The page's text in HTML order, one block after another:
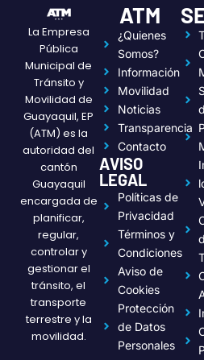
La Empresa
Pública
Municipal de
Tránsito y
Movilidad de
Guayaquil, EP
(ATM) es la
autoridad del
cantón
Guayaquil
encargada de
planificar,
regular,
controlar y
gestionar el
tránsito, el
transporte
terrestre y la
movilidad.
ATM
¿Quienes
Somos?
Información
Movilidad
Noticias
Transparencia
Contacto
AVISO
LEGAL
Políticas de
Privacidad
Términos y
Condiciones
Aviso de
Cookies
Protección
de Datos
Personales